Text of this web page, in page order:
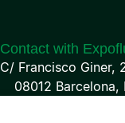
Contact with
C/ Francisco Giner,
08012 Barcelona,